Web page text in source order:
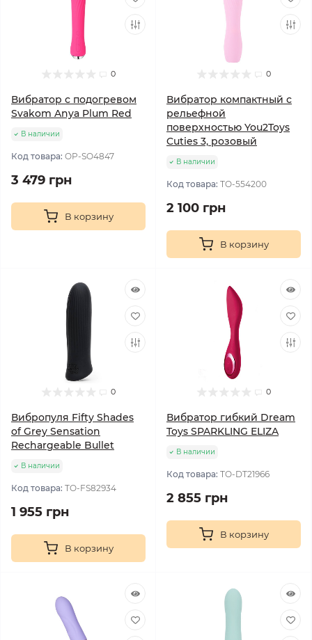
0
Вибратор с подогревом
Svakom Anya Plum Red
В наличии
Код товара: OP-SO4847
3 479 грн
В корзину
0
Вибратор компактный с
рельефной
поверхностью You2Toys
Cuties 3, розовый
В наличии
Код товара: TO-554200
2 100 грн
В корзину
0
Вибропуля Fifty Shades
of Grey Sensation
Rechargeable Bullet
В наличии
Код товара: TO-FS82934
1 955 грн
В корзину
0
Вибратор гибкий Dream
Toys SPARKLING ELIZA
В наличии
Код товара: TO-DT21966
2 855 грн
В корзину